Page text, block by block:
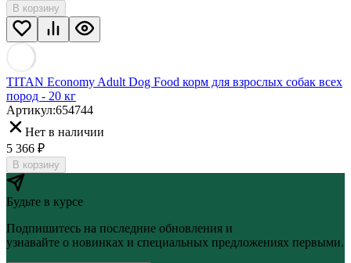
В корзину
TITAN Economy Adult Dog Food корм для взрослых собак всех
пород - 20 кг
Артикул:654744
Нет в наличии
5 366 ₽
В корзину
Будьте в курсе
Подпишитесь на последние обновления и
узнавайте о новинках и специальных предложениях первыми.